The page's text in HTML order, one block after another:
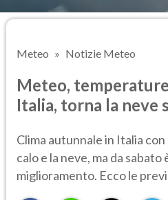
Meteo Notizie Meteo
Meteo,
Italia, torna la neve
Clima autunnale in Italia
calo e la neve, ma da sabato
miglioramento. Ecco le